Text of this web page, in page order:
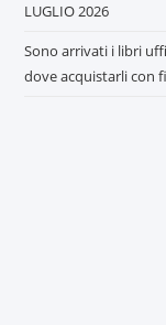
LUGLIO 2026
Sono arrivati i libri
dove acquistarli con